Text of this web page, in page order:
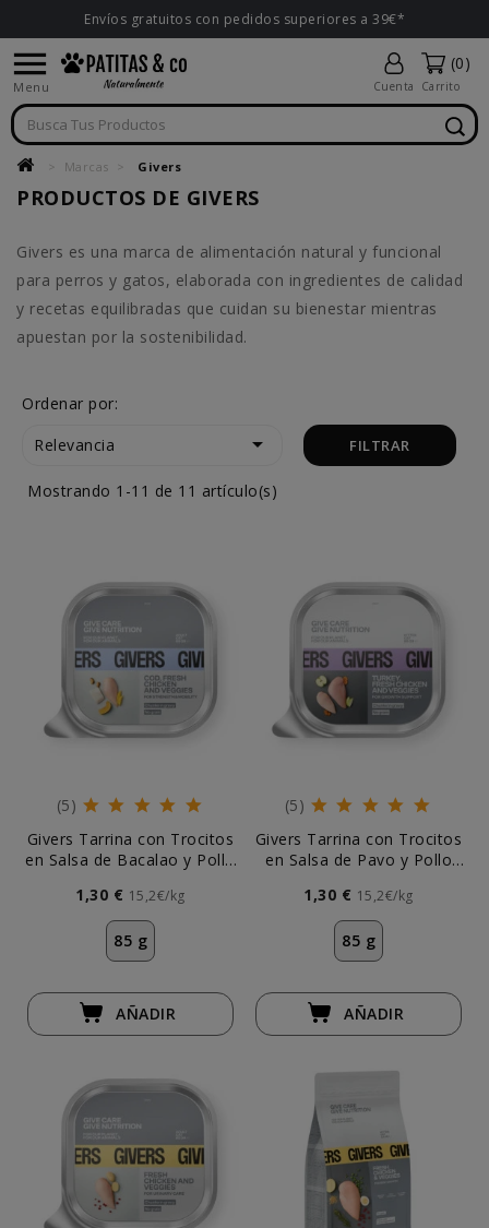
Envíos gratuitos con pedidos superiores a 39€*

Menu Cuenta
(0)
Carrito
Marcas Givers
PRODUCTOS DE GIVERS
Givers es una marca de alimentación natural y funcional
para perros y gatos, elaborada con ingredientes de calidad
y recetas equilibradas que cuidan su bienestar mientras
apuestan por la sostenibilidad.
Ordenar por:
Relevancia
 FILTRAR
Mostrando 1-11 de 11 artículo(s)
(5)
Givers Tarrina con Trocitos
en Salsa de Bacalao y Pollo
1,30 € 15,2€/kg
85 g
AÑADIR
(5)
Givers Tarrina con Trocitos
en Salsa de Pavo y Pollo
1,30 € 15,2€/kg
85 g
AÑADIR